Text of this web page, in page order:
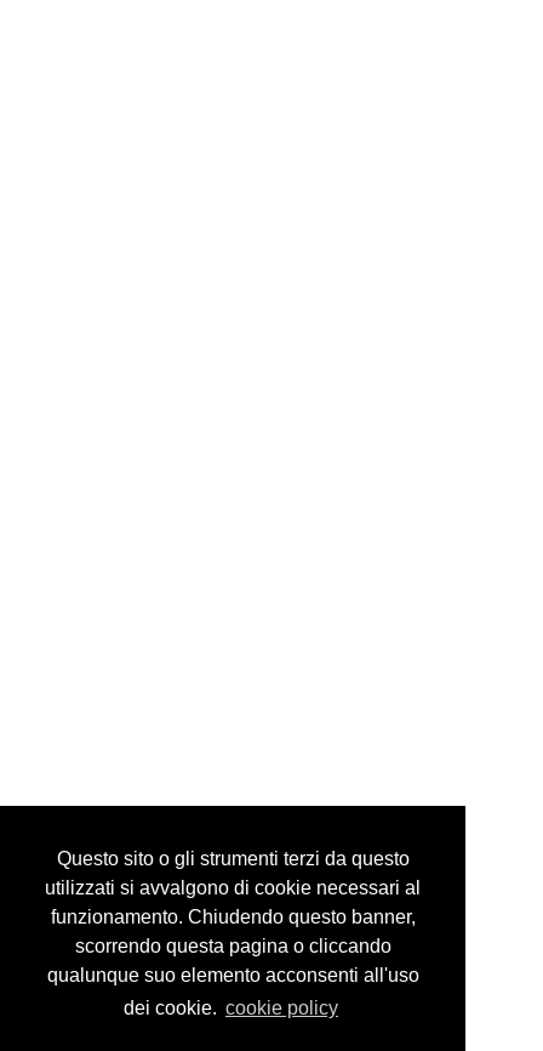
Questo sito o gli strumenti terzi da questo
utilizzati si avvalgono di cookie necessari al
funzionamento. Chiudendo questo banner,
scorrendo questa pagina o cliccando
qualunque suo elemento acconsenti all'uso
dei cookie. cookie policy
Privacy Policy
© guidocosta projects 2016 - 2026
design bynikita workstation web_sign